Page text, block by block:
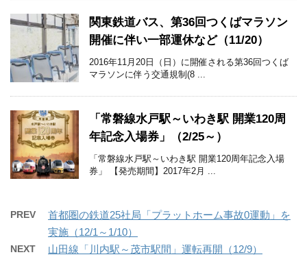
関東鉄道バス、第36回つくばマラソン
開催に伴い一部運休など（11/20）
2016年11月20日（日）に開催される第36回つくば
マラソンに伴う交通規制(8 ...
「常磐線水戸駅～いわき駅 開業120周
年記念入場券」（2/25～）
「常磐線水戸駅～いわき駅 開業120周年記念入場
券」 【発売期間】2017年2月 ...
PREV
首都圏の鉄道25社局「プラットホーム事故0運動」を
実施（12/1～1/10）
NEXT 山田線「川内駅～茂市駅間」運転再開（12/9）